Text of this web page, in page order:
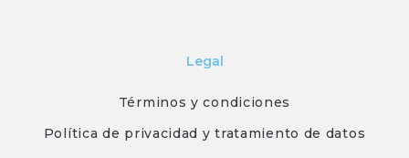
Legal
Términos y condiciones
Política de privacidad y tratamiento de datos